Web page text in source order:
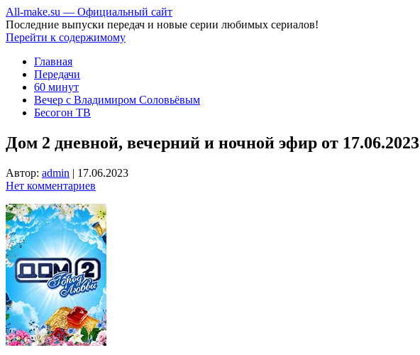
All-make.su — Официальный сайт
Последние выпуски передач и новые серии любимых сериалов!
Перейти к содержимому
Главная
Передачи
60 минут
Вечер с Владимиром Соловьёвым
Бесогон ТВ
Дом 2 дневной, вечерний и ночной эфир от 17.06.2023
Автор: admin | 17.06.2023
Нет комментариев